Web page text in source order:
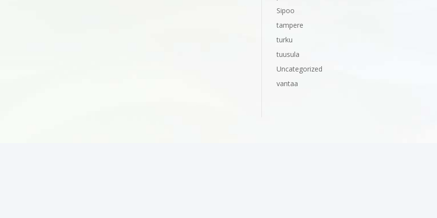
Sipoo
tampere
turku
tuusula
Uncategorized
vantaa